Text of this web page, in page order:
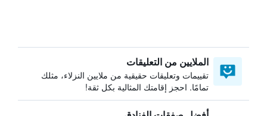
الملايين من التعليقات
تقييمات وتعليقات حقيقية من ملايين النزلاء، مثلك
تمامًا. احجز إقامتك المثالية بكل ثقة!